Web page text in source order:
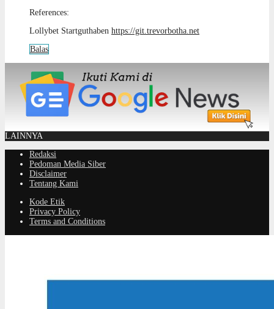
References:
Lollybet Startguthaben https://git.trevorbotha.net
Balas
LAINNYA
Redaksi
Pedoman Media Siber
Disclaimer
Tentang Kami
Kode Etik
Privacy Policy
Terms and Conditions